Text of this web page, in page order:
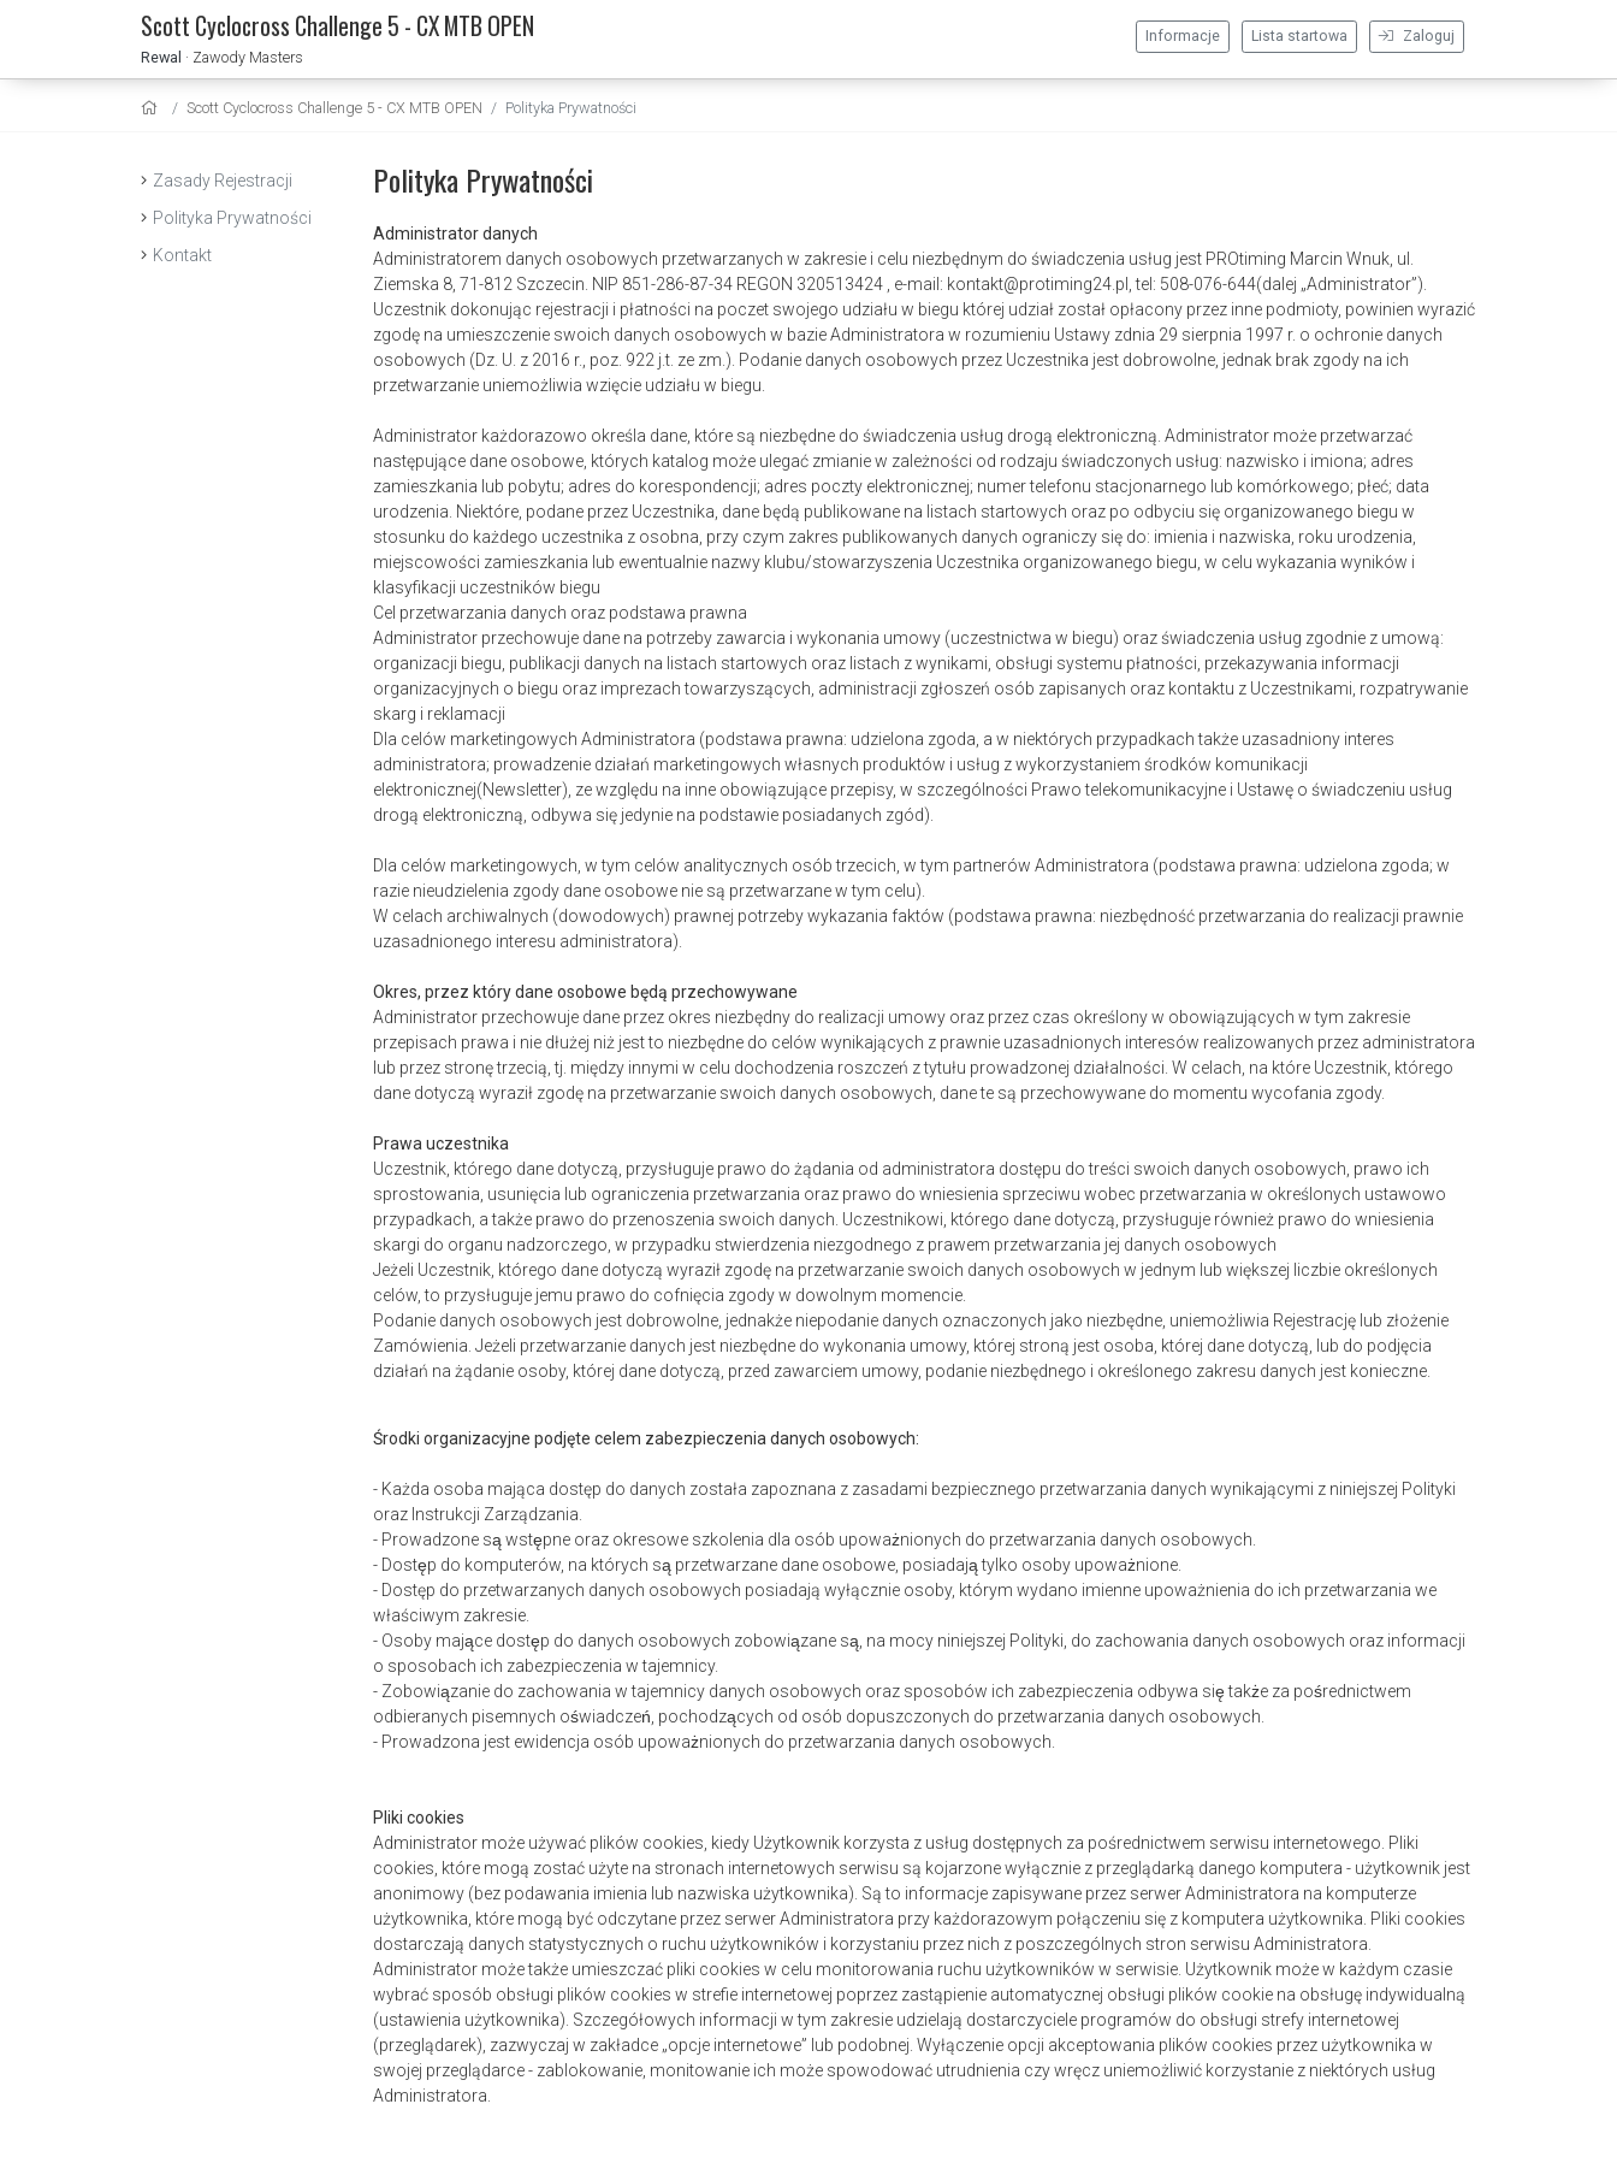
Scott Cyclocross Challenge 5 - CX MTB OPEN
Rewal · Zawody Masters
Zaloguj
Lista startowa
Informacje
Scott Cyclocross Challenge 5 - CX MTB OPEN Polityka Prywatności
Zasady Rejestracji
Polityka Prywatności
Kontakt
Polityka Prywatności
Administrator danych
Administratorem danych osobowych przetwarzanych w zakresie i celu niezbędnym do świadczenia usług jest PROtiming Marcin Wnuk, ul.
Ziemska 8, 71-812 Szczecin. NIP 851-286-87-34 REGON 320513424 , e-mail: kontakt@protiming24.pl, tel: 508-076-644(dalej „Administrator”).
Uczestnik dokonując rejestracji i płatności na poczet swojego udziału w biegu której udział został opłacony przez inne podmioty, powinien wyrazić
zgodę na umieszczenie swoich danych osobowych w bazie Administratora w rozumieniu Ustawy zdnia 29 sierpnia 1997 r. o ochronie danych
osobowych (Dz. U. z 2016 r., poz. 922 j.t. ze zm.). Podanie danych osobowych przez Uczestnika jest dobrowolne, jednak brak zgody na ich
przetwarzanie uniemożliwia wzięcie udziału w biegu.
Administrator każdorazowo określa dane, które są niezbędne do świadczenia usług drogą elektroniczną. Administrator może przetwarzać
następujące dane osobowe, których katalog może ulegać zmianie w zależności od rodzaju świadczonych usług: nazwisko i imiona; adres
zamieszkania lub pobytu; adres do korespondencji; adres poczty elektronicznej; numer telefonu stacjonarnego lub komórkowego; płeć; data
urodzenia. Niektóre, podane przez Uczestnika, dane będą publikowane na listach startowych oraz po odbyciu się organizowanego biegu w
stosunku do każdego uczestnika z osobna, przy czym zakres publikowanych danych ograniczy się do: imienia i nazwiska, roku urodzenia,
miejscowości zamieszkania lub ewentualnie nazwy klubu/stowarzyszenia Uczestnika organizowanego biegu, w celu wykazania wyników i
klasyfikacji uczestników biegu
Cel przetwarzania danych oraz podstawa prawna
Administrator przechowuje dane na potrzeby zawarcia i wykonania umowy (uczestnictwa w biegu) oraz świadczenia usług zgodnie z umową:
organizacji biegu, publikacji danych na listach startowych oraz listach z wynikami, obsługi systemu płatności, przekazywania informacji
organizacyjnych o biegu oraz imprezach towarzyszących, administracji zgłoszeń osób zapisanych oraz kontaktu z Uczestnikami, rozpatrywanie
skarg i reklamacji
Dla celów marketingowych Administratora (podstawa prawna: udzielona zgoda, a w niektórych przypadkach także uzasadniony interes
administratora; prowadzenie działań marketingowych własnych produktów i usług z wykorzystaniem środków komunikacji
elektronicznej(Newsletter), ze względu na inne obowiązujące przepisy, w szczególności Prawo telekomunikacyjne i Ustawę o świadczeniu usług
drogą elektroniczną, odbywa się jedynie na podstawie posiadanych zgód).
Dla celów marketingowych, w tym celów analitycznych osób trzecich, w tym partnerów Administratora (podstawa prawna: udzielona zgoda; w
razie nieudzielenia zgody dane osobowe nie są przetwarzane w tym celu).
W celach archiwalnych (dowodowych) prawnej potrzeby wykazania faktów (podstawa prawna: niezbędność przetwarzania do realizacji prawnie
uzasadnionego interesu administratora).
Okres, przez który dane osobowe będą przechowywane
Administrator przechowuje dane przez okres niezbędny do realizacji umowy oraz przez czas określony w obowiązujących w tym zakresie
przepisach prawa i nie dłużej niż jest to niezbędne do celów wynikających z prawnie uzasadnionych interesów realizowanych przez administratora
lub przez stronę trzecią, tj. między innymi w celu dochodzenia roszczeń z tytułu prowadzonej działalności. W celach, na które Uczestnik, którego
dane dotyczą wyraził zgodę na przetwarzanie swoich danych osobowych, dane te są przechowywane do momentu wycofania zgody.
Prawa uczestnika
Uczestnik, którego dane dotyczą, przysługuje prawo do żądania od administratora dostępu do treści swoich danych osobowych, prawo ich
sprostowania, usunięcia lub ograniczenia przetwarzania oraz prawo do wniesienia sprzeciwu wobec przetwarzania w określonych ustawowo
przypadkach, a także prawo do przenoszenia swoich danych. Uczestnikowi, którego dane dotyczą, przysługuje również prawo do wniesienia
skargi do organu nadzorczego, w przypadku stwierdzenia niezgodnego z prawem przetwarzania jej danych osobowych
Jeżeli Uczestnik, którego dane dotyczą wyraził zgodę na przetwarzanie swoich danych osobowych w jednym lub większej liczbie określonych
celów, to przysługuje jemu prawo do cofnięcia zgody w dowolnym momencie.
Podanie danych osobowych jest dobrowolne, jednakże niepodanie danych oznaczonych jako niezbędne, uniemożliwia Rejestrację lub złożenie
Zamówienia. Jeżeli przetwarzanie danych jest niezbędne do wykonania umowy, której stroną jest osoba, której dane dotyczą, lub do podjęcia
działań na żądanie osoby, której dane dotyczą, przed zawarciem umowy, podanie niezbędnego i określonego zakresu danych jest konieczne.
Środki organizacyjne podjęte celem zabezpieczenia danych osobowych:
- Każda osoba mająca dostęp do danych została zapoznana z zasadami bezpiecznego przetwarzania danych wynikającymi z niniejszej Polityki
oraz Instrukcji Zarządzania.
- Prowadzone są wstępne oraz okresowe szkolenia dla osób upoważnionych do przetwarzania danych osobowych.
- Dostęp do komputerów, na których są przetwarzane dane osobowe, posiadają tylko osoby upoważnione.
- Dostęp do przetwarzanych danych osobowych posiadają wyłącznie osoby, którym wydano imienne upoważnienia do ich przetwarzania we
właściwym zakresie.
- Osoby mające dostęp do danych osobowych zobowiązane są, na mocy niniejszej Polityki, do zachowania danych osobowych oraz informacji
o sposobach ich zabezpieczenia w tajemnicy.
- Zobowiązanie do zachowania w tajemnicy danych osobowych oraz sposobów ich zabezpieczenia odbywa się także za pośrednictwem
odbieranych pisemnych oświadczeń, pochodzących od osób dopuszczonych do przetwarzania danych osobowych.
- Prowadzona jest ewidencja osób upoważnionych do przetwarzania danych osobowych.
Pliki cookies
Administrator może używać plików cookies, kiedy Użytkownik korzysta z usług dostępnych za pośrednictwem serwisu internetowego. Pliki
cookies, które mogą zostać użyte na stronach internetowych serwisu są kojarzone wyłącznie z przeglądarką danego komputera - użytkownik jest
anonimowy (bez podawania imienia lub nazwiska użytkownika). Są to informacje zapisywane przez serwer Administratora na komputerze
użytkownika, które mogą być odczytane przez serwer Administratora przy każdorazowym połączeniu się z komputera użytkownika. Pliki cookies
dostarczają danych statystycznych o ruchu użytkowników i korzystaniu przez nich z poszczególnych stron serwisu Administratora.
Administrator może także umieszczać pliki cookies w celu monitorowania ruchu użytkowników w serwisie. Użytkownik może w każdym czasie
wybrać sposób obsługi plików cookies w strefie internetowej poprzez zastąpienie automatycznej obsługi plików cookie na obsługę indywidualną
(ustawienia użytkownika). Szczegółowych informacji w tym zakresie udzielają dostarczyciele programów do obsługi strefy internetowej
(przeglądarek), zazwyczaj w zakładce „opcje internetowe” lub podobnej. Wyłączenie opcji akceptowania plików cookies przez użytkownika w
swojej przeglądarce - zablokowanie, monitowanie ich może spowodować utrudnienia czy wręcz uniemożliwić korzystanie z niektórych usług
Administratora.